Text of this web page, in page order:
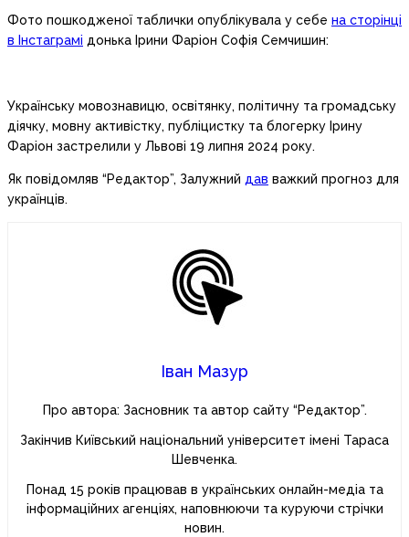
Фото пошкодженої таблички опублікувала у себе на сторінці
в Інстаграмі донька Ірини Фаріон Софія Семчишин:
Українську мовознавицю, освітянку, політичну та громадську
діячку, мовну активістку, публіцистку та блогерку Ірину
Фаріон застрелили у Львові 19 липня 2024 року.
Як повідомляв “Редактор”, Залужний дав важкий прогноз для
українців.
Іван Мазур
Про автора: Засновник та автор сайту “Редактор”.
Закінчив Київський національний університет імені Тараса
Шевченка.
Понад 15 років працював в українських онлайн-медіа та
інформаційних агенціях, наповнюючи та куруючи стрічки
новин.